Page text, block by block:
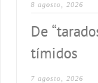
8 agosto, 2026
De
tímidos
7 agosto, 2026